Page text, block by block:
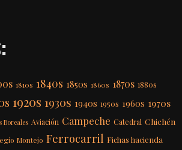
1810s 1840s 1850s 1860s 1870s 1880s
1920s 1930s 1940s 1950s 1960s 1970s
Boreales Aviación Campeche Catedral Chichén
Montejo Ferrocarril Fichas hacienda